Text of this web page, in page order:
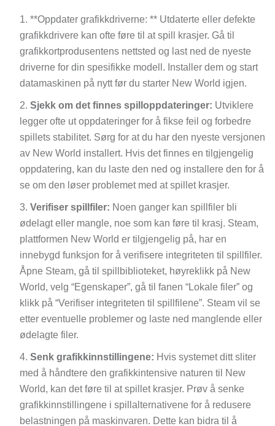
**Oppdater grafikkdriverne: ** Utdaterte eller defekte
grafikkdrivere kan ofte føre til at spill krasjer. Gå til
grafikkortprodusentens nettsted og last ned de nyeste
driverne for din spesifikke modell. Installer dem og start
datamaskinen på nytt før du starter New World igjen.
Sjekk om det finnes spilloppdateringer: Utviklere
legger ofte ut oppdateringer for å fikse feil og forbedre
spillets stabilitet. Sørg for at du har den nyeste versjonen
av New World installert. Hvis det finnes en tilgjengelig
oppdatering, kan du laste den ned og installere den for å
se om den løser problemet med at spillet krasjer.
Verifiser spillfiler: Noen ganger kan spillfiler bli
ødelagt eller mangle, noe som kan føre til krasj. Steam,
plattformen New World er tilgjengelig på, har en
innebygd funksjon for å verifisere integriteten til spillfiler.
Åpne Steam, gå til spillbiblioteket, høyreklikk på New
World, velg “Egenskaper”, gå til fanen “Lokale filer” og
klikk på “Verifiser integriteten til spillfilene”. Steam vil se
etter eventuelle problemer og laste ned manglende eller
ødelagte filer.
Senk grafikkinnstillingene: Hvis systemet ditt sliter
med å håndtere den grafikkintensive naturen til New
World, kan det føre til at spillet krasjer. Prøv å senke
grafikkinnstillingene i spillalternativene for å redusere
belastningen på maskinvaren. Dette kan bidra til å